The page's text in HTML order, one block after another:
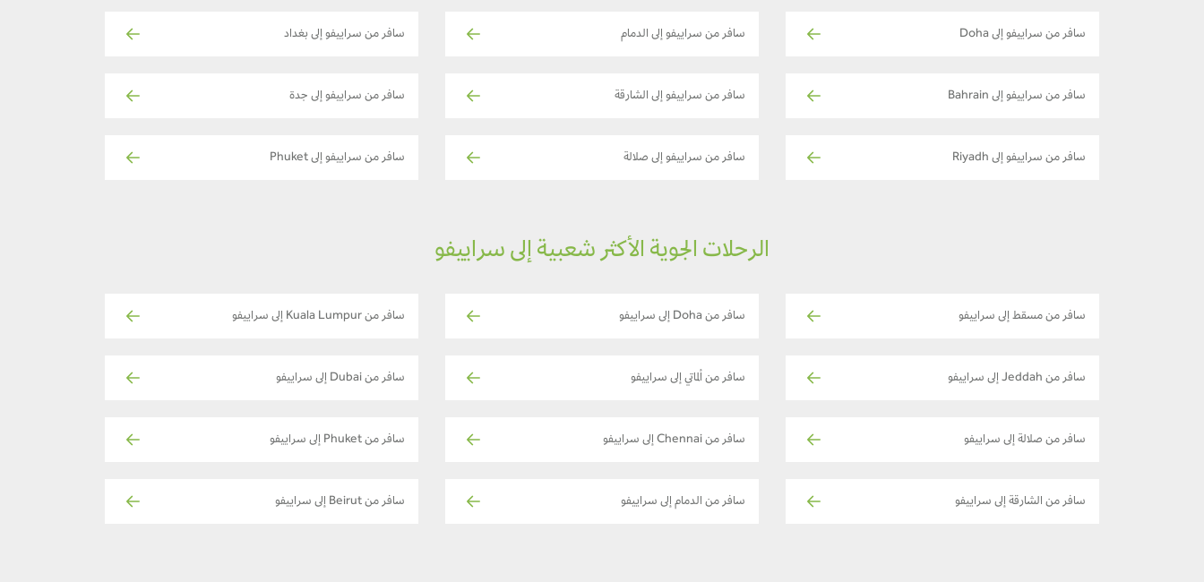
سافر من سراييفو إلى Doha سافر من سراييفو إلى الدمام سافر من سراييفو إلى بغداد
سافر من سراييفو إلى Bahrain سافر من سراييفو إلى الشارقة سافر من سراييفو إلى جدة
سافر من سراييفو إلى Riyadh سافر من سراييفو إلى صلالة سافر من سراييفو إلى Phuket
الرحلات الجوية الأكثر شعبية إلى سراييفو
سافر من مسقط إلى سراييفو سافر من Doha إلى سراييفو سافر من Kuala Lumpur إلى سراييفو
سافر من Jeddah إلى سراييفو سافر من ألماتي إلى سراييفو سافر من Dubai إلى سراييفو
سافر من صلالة إلى سراييفو سافر من Chennai إلى سراييفو سافر من Phuket إلى سراييفو
سافر من الشارقة إلى سراييفو سافر من الدمام إلى سراييفو سافر من Beirut إلى سراييفو